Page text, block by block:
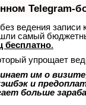
Telegram-
ведения
самый
бесплатно.
упрощает
им о
и
больше